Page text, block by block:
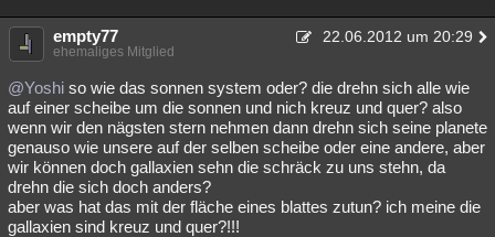
empty77 22.06.2012 um 20:29
ehemaliges Mitglied
@Yoshi so wie das sonnen system oder? die drehn sich alle wie
auf einer scheibe um die sonnen und nich kreuz und quer? also
wenn wir den nägsten stern nehmen dann drehn sich seine planete
genauso wie unsere auf der selben scheibe oder eine andere, aber
wir können doch gallaxien sehn die schräck zu uns stehn, da
drehn die sich doch anders?
aber was hat das mit der fläche eines blattes zutun? ich meine die
gallaxien sind kreuz und quer?!!!